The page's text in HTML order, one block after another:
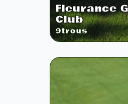
Fleurance
Club
9trous